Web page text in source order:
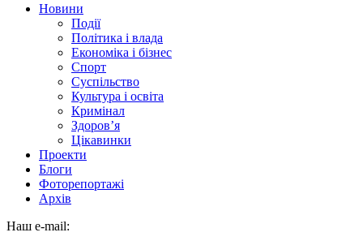
Новини
Події
Політика і влада
Економіка і бізнес
Спорт
Суспільство
Культура і освіта
Кримінал
Здоров’я
Цікавинки
Проекти
Блоги
Фоторепортажі
Архів
Наш e-mail: